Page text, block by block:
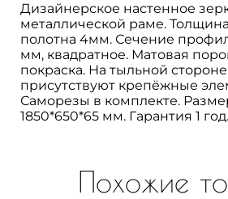
и
прямоугольное
большое
180х60
см.
Lustrous
Дизайнерское настенное
металлической раме.
полотна 4мм. Сечение
мм, квадратное. Матовая
покраска. На тыльной
присутствуют крепёжные
Саморезы в комплекте.
1850*650*65 мм. Гарантия 1 год.
Похожие